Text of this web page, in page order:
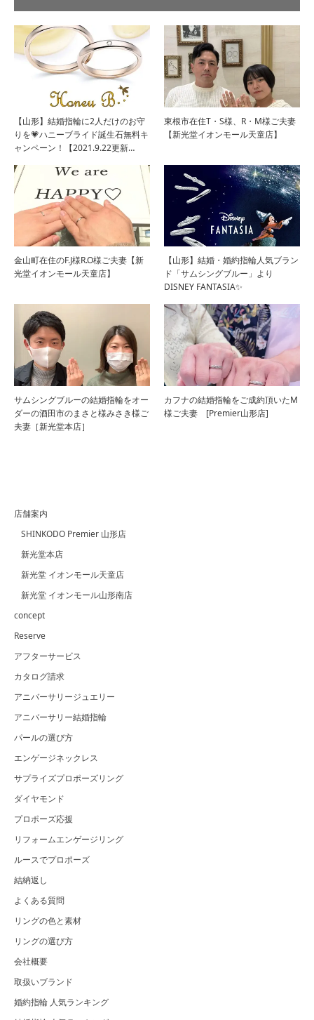
【山形】結婚指輪に2人だけのお守
りを💗ハニーブライド誕生石無料キ
ャンペーン！【2021.9.22更新…
東根市在住T・S様、R・M様ご夫妻
【新光堂イオンモール天童店】
金山町在住のF.J様R.O様ご夫妻【新
光堂イオンモール天童店】
【山形】結婚・婚約指輪人気ブラン
ド「サムシングブルー」より
DISNEY FANTASIA✨
サムシングブルーの結婚指輪をオー
ダーの酒田市のまさと様みさき様ご
夫妻［新光堂本店］
カフナの結婚指輪をご成約頂いたM
様ご夫妻 [Premier山形店]
店舗案内
SHINKODO Premier 山形店
新光堂本店
新光堂 イオンモール天童店
新光堂 イオンモール山形南店
concept
Reserve
アフターサービス
カタログ請求
アニバーサリージュエリー
アニバーサリー結婚指輪
パールの選び方
エンゲージネックレス
サプライズプロポーズリング
ダイヤモンド
プロポーズ応援
リフォームエンゲージリング
ルースでプロポーズ
結納返し
よくある質問
リングの色と素材
リングの選び方
会社概要
取扱いブランド
婚約指輪 人気ランキング